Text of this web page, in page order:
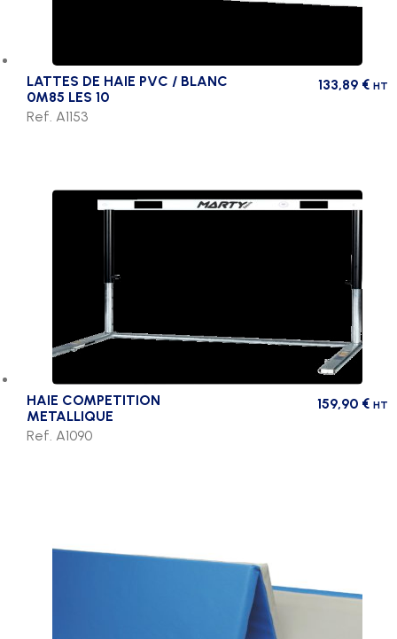
LATTES DE HAIE PVC / BLANC
0M85 LES 10
133,89 € HT
Ref. A1153
HAIE COMPETITION
METALLIQUE
159,90 € HT
Ref. A1090